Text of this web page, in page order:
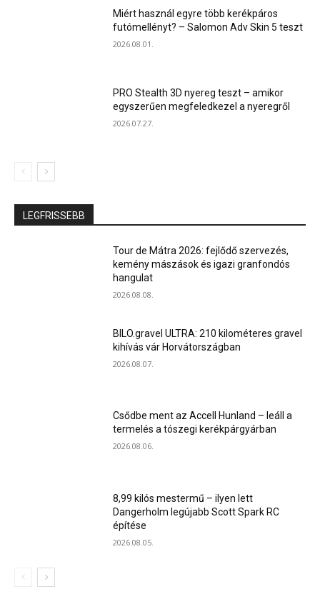
Miért használ egyre több kerékpáros
futómellényt? – Salomon Adv Skin 5 teszt
2026.08.01.
PRO Stealth 3D nyereg teszt – amikor
egyszerűen megfeledkezel a nyeregről
2026.07.27.
LEGFRISSEBB
Tour de Mátra 2026: fejlődő szervezés,
kemény mászások és igazi granfondós
hangulat
2026.08.08.
BILO.gravel ULTRA: 210 kilométeres gravel
kihívás vár Horvátországban
2026.08.07.
Csődbe ment az Accell Hunland – leáll a
termelés a tószegi kerékpárgyárban
2026.08.06.
8,99 kilós mestermű – ilyen lett
Dangerholm legújabb Scott Spark RC
építése
2026.08.05.